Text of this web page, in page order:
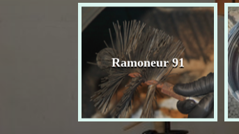
Ramoneur 91